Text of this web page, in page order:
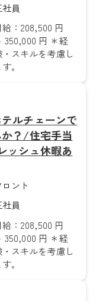
社員
給：208,500 円
350,000 円 ＊経
・スキルを考慮し
。
ルチェーンで
？/住宅手当
ッシュ休暇あ
ロント
社員
給：208,500 円
350,000 円 ＊経
・スキルを考慮し
。